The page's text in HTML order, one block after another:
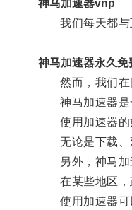
神马加速器vnp
我们每天都与互
神马加速器永久免
然而，我们在日
神马加速器是一
使用加速器的好
无论是下载、观
另外，神马加速
在某些地区，政
使用加速器可以